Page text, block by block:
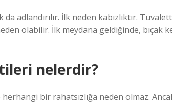
da adlandırılır. İlk neden kabızlıktır.
olabilir. İlk meydana geldiğinde, bıçak
nelerdir?
bir rahatsızlığa neden olmaz.